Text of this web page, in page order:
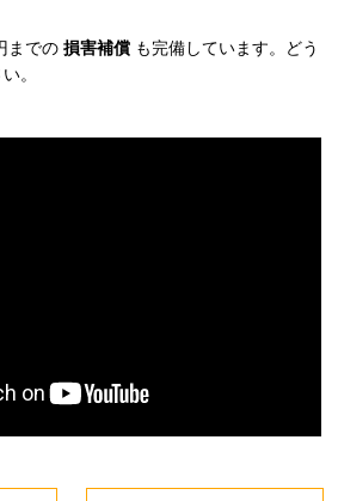
までの 損害補償 も完備しています。どう
。